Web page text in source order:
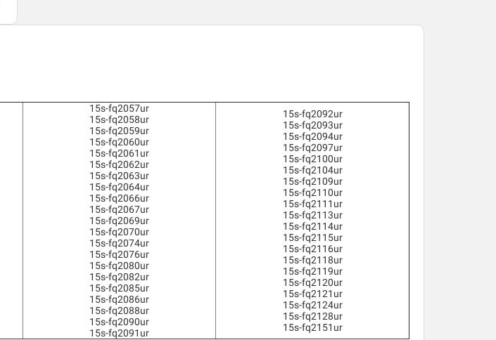
15s-fq2057ur
15s-fq2058ur
15s-fq2059ur
15s-fq2060ur
15s-fq2061ur
15s-fq2062ur
15s-fq2063ur
15s-fq2064ur
15s-fq2066ur
15s-fq2067ur
15s-fq2069ur
15s-fq2070ur
15s-fq2074ur
15s-fq2076ur
15s-fq2080ur
15s-fq2082ur
15s-fq2085ur
15s-fq2086ur
15s-fq2088ur
15s-fq2090ur
15s-fq2091ur
15s-fq2092ur
15s-fq2093ur
15s-fq2094ur
15s-fq2097ur
15s-fq2100ur
15s-fq2104ur
15s-fq2109ur
15s-fq2110ur
15s-fq2111ur
15s-fq2113ur
15s-fq2114ur
15s-fq2115ur
15s-fq2116ur
15s-fq2118ur
15s-fq2119ur
15s-fq2120ur
15s-fq2121ur
15s-fq2124ur
15s-fq2128ur
15s-fq2151ur